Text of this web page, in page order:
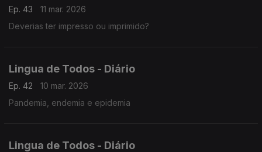
Ep. 43
11 mar. 2026
Deverias ter impresso ou imprimido?
Lingua de Todos - Diário
Ep. 42
10 mar. 2026
Pandemia, endemia e epidemia
Lingua de Todos - Diário